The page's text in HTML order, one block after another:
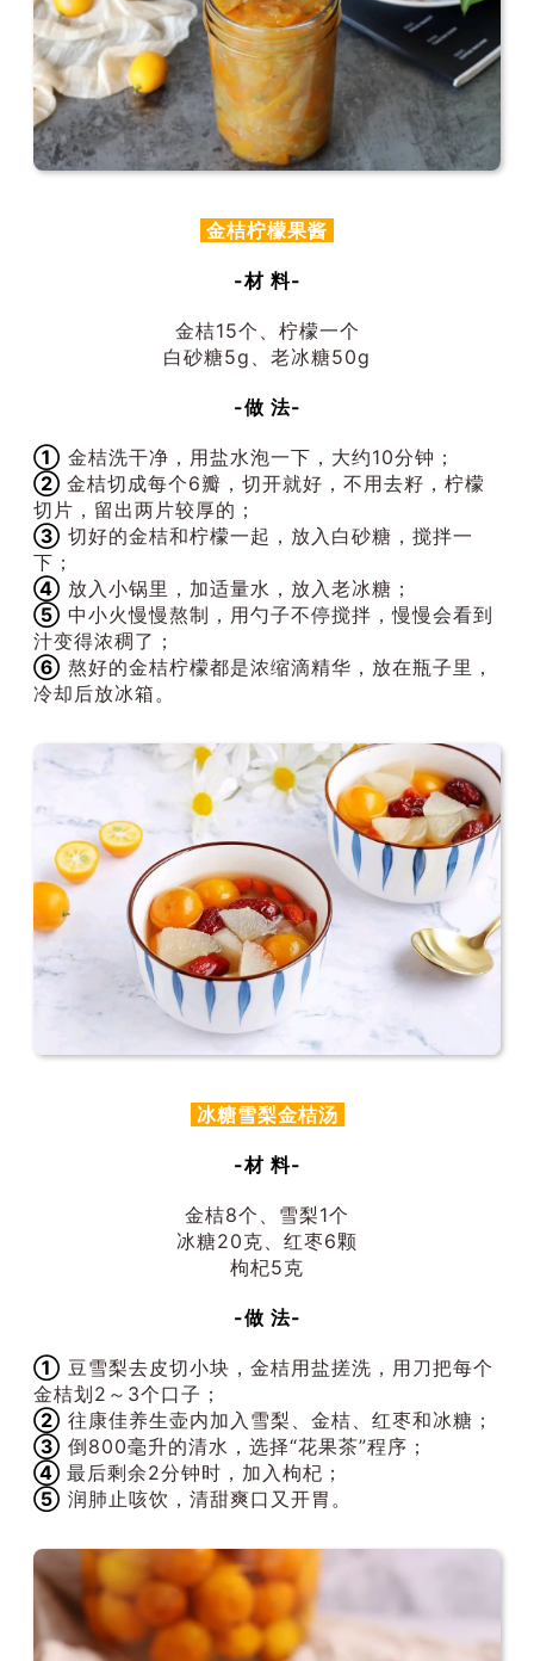
金桔柠檬果酱
-材 料-
金桔15个、柠檬一个
白砂糖5g、老冰糖50g
-做 法-
① 金桔洗干净，用盐水泡一下，大约10分钟；
② 金桔切成每个6瓣，切开就好，不用去籽，柠檬
切片，留出两片较厚的；
③ 切好的金桔和柠檬一起，放入白砂糖，搅拌一
下；
④ 放入小锅里，加适量水，放入老冰糖；
⑤ 中小火慢慢熬制，用勺子不停搅拌，慢慢会看到
汁变得浓稠了；
⑥ 熬好的金桔柠檬都是浓缩滴精华，放在瓶子里，
冷却后放冰箱。
冰糖雪梨金桔汤
-材 料-
金桔8个、雪梨1个
冰糖20克、红枣6颗
枸杞5克
-做 法-
① 豆雪梨去皮切小块，金桔用盐搓洗，用刀把每个
金桔划2～3个口子；
② 往康佳养生壶内加入雪梨、金桔、红枣和冰糖；
③ 倒800毫升的清水，选择“花果茶”程序；
④ 最后剩余2分钟时，加入枸杞；
⑤ 润肺止咳饮，清甜爽口又开胃。